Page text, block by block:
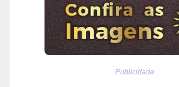
Publicidade